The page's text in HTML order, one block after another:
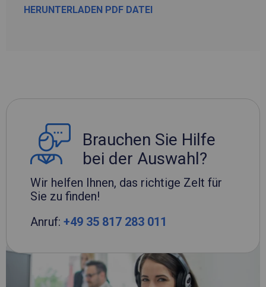
HERUNTERLADEN PDF DATEI
Brauchen Sie Hilfe
bei der Auswahl?
Wir helfen Ihnen, das richtige Zelt für
Sie zu finden!
Anruf: +49 35 817 283 011